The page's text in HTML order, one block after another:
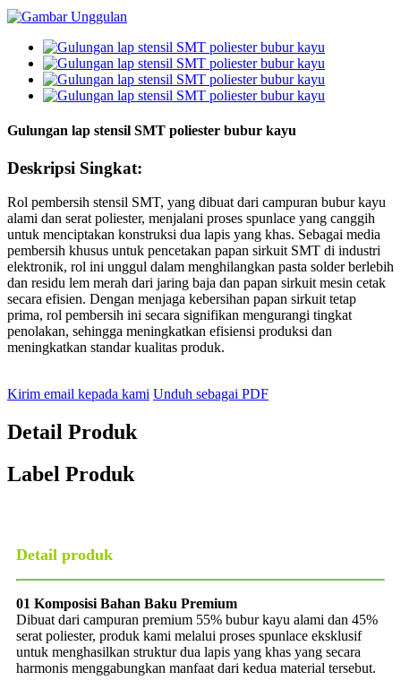
Gulungan lap stensil SMT poliester bubur kayu
Deskripsi Singkat:
Rol pembersih stensil SMT, yang dibuat dari campuran bubur kayu
alami dan serat poliester, menjalani proses spunlace yang canggih
untuk menciptakan konstruksi dua lapis yang khas. Sebagai media
pembersih khusus untuk pencetakan papan sirkuit SMT di industri
elektronik, rol ini unggul dalam menghilangkan pasta solder berlebih
dan residu lem merah dari jaring baja dan papan sirkuit mesin cetak
secara efisien. Dengan menjaga kebersihan papan sirkuit tetap
prima, rol pembersih ini secara signifikan mengurangi tingkat
penolakan, sehingga meningkatkan efisiensi produksi dan
meningkatkan standar kualitas produk.
Kirim email kepada kami Unduh sebagai PDF
Detail Produk
Label Produk
Detail produk
01 Komposisi Bahan Baku Premium
Dibuat dari campuran premium 55% bubur kayu alami dan 45%
serat poliester, produk kami melalui proses spunlace eksklusif
untuk menghasilkan struktur dua lapis yang khas yang secara
harmonis menggabungkan manfaat dari kedua material tersebut.